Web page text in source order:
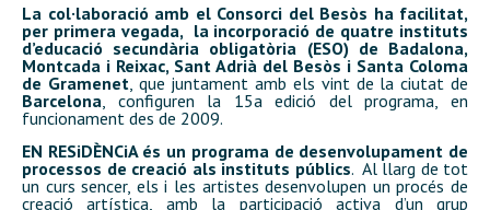
La col·laboració amb el Consorci del Besòs ha facilitat,
per primera vegada, la incorporació de quatre instituts
d’educació secundària obligatòria (ESO) de Badalona,
Montcada i Reixac, Sant Adrià del Besòs i Santa Coloma
de Gramenet , que juntament amb els vint de la ciutat de
Barcelona , configuren la 15a edició del programa, en
funcionament des de 2009.
EN RESiDÈNCiA és un programa de desenvolupament de
processos de creació als instituts públics. Al llarg de tot
un curs sencer, els i les artistes desenvolupen un procés de
creació artística, amb la participació activa d’un grup